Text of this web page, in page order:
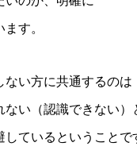
す。
ない方に共通するのは
ない（認識できない）
ているということで